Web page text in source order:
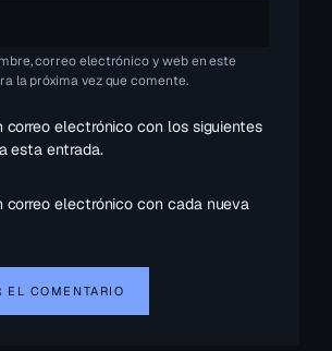
correo electrónico y web en este
la próxima vez que comente.
correo electrónico con los siguientes
esta entrada.
correo electrónico con cada nueva